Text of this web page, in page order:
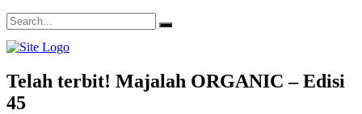
Telah terbit! Majalah ORGANIC – Edisi
45